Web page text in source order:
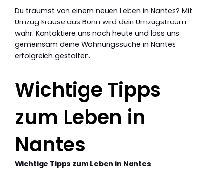
Du träumst von einem neuen Leben in Nantes? Mit
Umzug Krause aus Bonn wird dein Umzugstraum
wahr. Kontaktiere uns noch heute und lass uns
gemeinsam deine Wohnungssuche in Nantes
erfolgreich gestalten.
Wichtige Tipps
zum Leben in
Nantes
Wichtige Tipps zum Leben in Nantes